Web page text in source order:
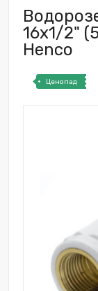
16х1/2"
Henco
Ценопад